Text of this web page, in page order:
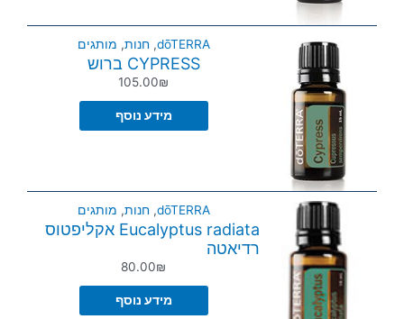
dōTERRA
,חנות, מותגים
CYPRESS ברוש
105.00₪
מידע נוסף
dōTERRA
,חנות, מותגים
Eucalyptus radiata אקליפטוס
רדיאטה
80.00₪
מידע נוסף